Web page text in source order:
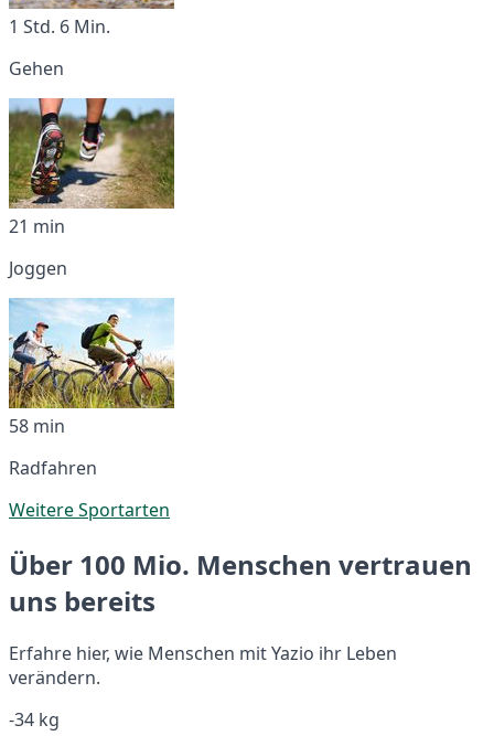
1 Std. 6 Min.
Gehen
21 min
Joggen
58 min
Radfahren
Weitere Sportarten
Über 100 Mio. Menschen vertrauen
uns bereits
Erfahre hier, wie Menschen mit Yazio ihr Leben
verändern.
-34 kg